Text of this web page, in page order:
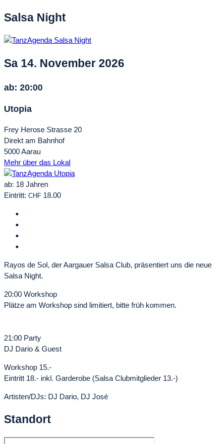
Salsa Night
Sa 14. November 2026
ab: 20:00
Utopia
Frey Herose Strasse 20
Direkt am Bahnhof
5000 Aarau
Mehr über das Lokal
ab: 18 Jahren
Eintritt: CHF 18.00
Rayos de Sol, der Aargauer Salsa Club, präsentiert uns die neue
Salsa Night.
20:00 Workshop
Plätze am Workshop sind limitiert, bitte früh kommen.
21:00 Party
DJ Dario & Guest
Workshop 15.-
Eintritt 18.- inkl. Garderobe (Salsa Clubmitglieder 13.-)
Artisten/DJs: DJ Dario, DJ José
Standort